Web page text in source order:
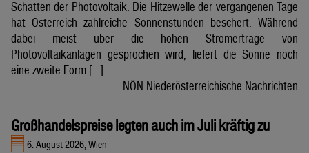
Schatten der Photovoltaik. Die Hitzewelle der vergangenen Tage
hat Österreich zahlreiche Sonnenstunden beschert. Während
dabei meist über die hohen Stromerträge von
Photovoltaikanlagen gesprochen wird, liefert die Sonne noch
eine zweite Form […]
NÖN Niederösterreichische Nachrichten
Großhandelspreise legten auch im Juli kräftig zu
6. August 2026, Wien